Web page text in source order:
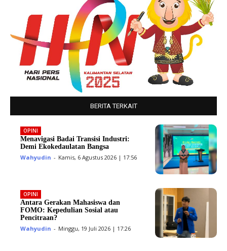
BERITA TERKAIT
OPINI
Menavigasi Badai Transisi Industri:
Demi Ekokedaulatan Bangsa
Wahyudin - Kamis, 6 Agustus 2026 | 17:56
OPINI
Antara Gerakan Mahasiswa dan
FOMO: Kepedulian Sosial atau
Pencitraan?
Wahyudin - Minggu, 19 Juli 2026 | 17:26